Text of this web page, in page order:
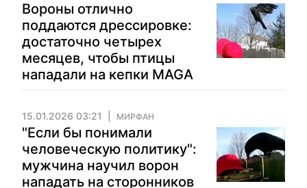
Вороны отлично
поддаются дрессировке:
достаточно четырех
месяцев, чтобы птицы
нападали на кепки MAGA
15.01.2026 03:21 МИРФАН
"Если бы понимали
человеческую политику":
мужчина научил ворон
нападать на сторонников